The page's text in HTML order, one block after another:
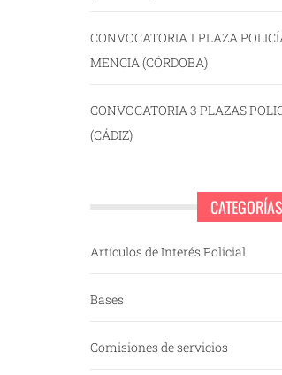
CONVOCATORIA 1 PLAZA
MENCIA (CÓRDOBA)
CONVOCATORIA 3 PLAZAS
(CÁDIZ)
CATEGORÍAS
Artículos de Interés Policial
Bases
Comisiones de servicios